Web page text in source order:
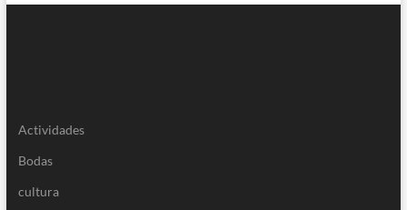
Actividades
Bodas
cultura